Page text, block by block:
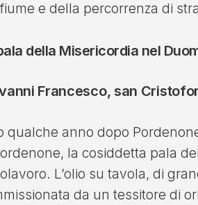
e della percorrenza di
della Misericordia nel
Francesco, san
qualche anno dopo
la cosiddetta pala
L’olio su tavola, di
da un tessitore di